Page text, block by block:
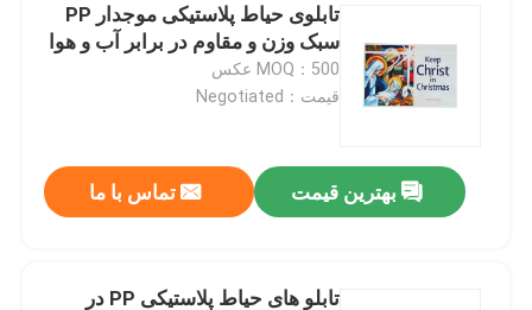
کارت حیاط
جعبه بسته بندی میوه
جعبه بسته بندی سبزیجات
تابلوی حیاط پلاستیکی موجدار PP
سبک وزن و مقاوم در برابر آب و هوا
MOQ：500 عکس
قیمت：Negotiated
بهترین قیمت تماس با ما
تابلو های حیاط پلاستیکی PP در